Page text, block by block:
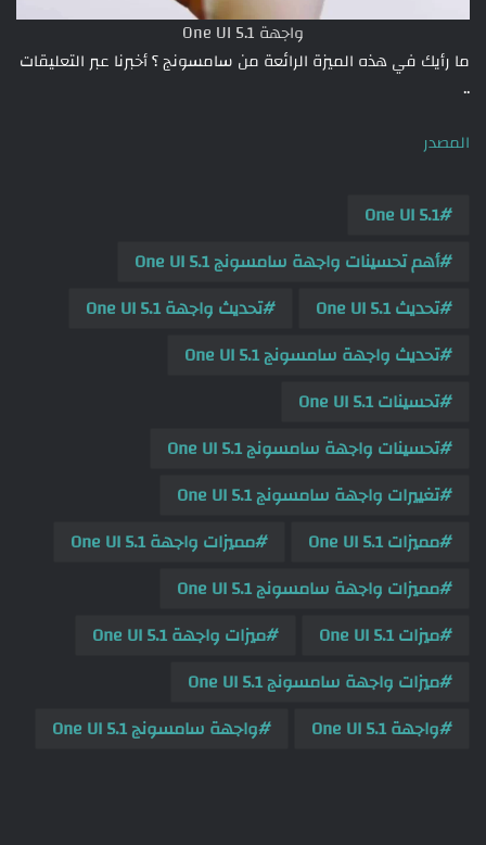
واجهة One UI 5.1
ما رأيك في هذه الميزة الرائعة من سامسونج ؟ أخبرنا عبر التعليقات
..
المصدر
One UI 5.1
أهم تحسينات واجهة سامسونج One UI 5.1
تحديث One UI 5.1
تحديث واجهة One UI 5.1
تحديث واجهة سامسونج One UI 5.1
تحسينات One UI 5.1
تحسينات واجهة سامسونج One UI 5.1
تغييرات واجهة سامسونج One UI 5.1
مميزات One UI 5.1
مميزات واجهة One UI 5.1
مميزات واجهة سامسونج One UI 5.1
ميزات One UI 5.1
ميزات واجهة One UI 5.1
ميزات واجهة سامسونج One UI 5.1
واجهة One UI 5.1
واجهة سامسونج One UI 5.1